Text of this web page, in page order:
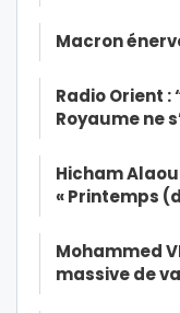
Macron
Radio Orient
Royaume ne
Hicham
« Printemps
Mohammed
massive de